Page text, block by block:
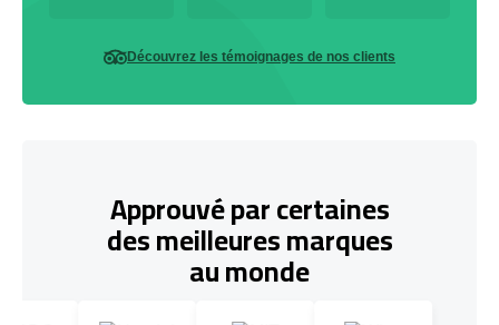
Découvrez les témoignages de nos clients
Approuvé par certaines
des meilleures marques
au monde